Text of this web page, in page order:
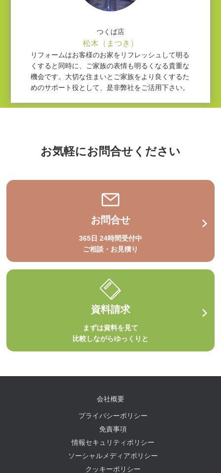
つくば店
松木（まつき）
リフォームはお客様のお家をリフレッシュして明る
くすると同時に、ご家族の表情も明るくなる貴重な
機会です。大切な住まいとご家族をより良くするた
めのサポート役として、是非弊社をご活用下さい。
お気軽にお問合せください
お問合せ
365日 24時間受付中
ご相談・お見積り
資料請求
まずは資料を見て
比較しながらゆっくりと
会社概要
プライバシーポリシー
免責事項
情報セキュリティポリシー
ソーシャルメディアポリシー
クッキーポリシー